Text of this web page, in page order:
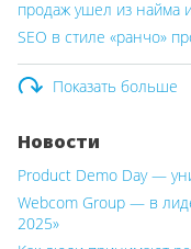
продаж ушел из найма
SEO в стиле «ранчо»
Показать больше
Новости
Product Demo Day —
Webcom Group — в
2025»